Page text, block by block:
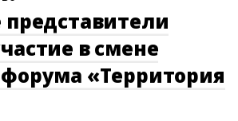
представители
в смене
«Территория